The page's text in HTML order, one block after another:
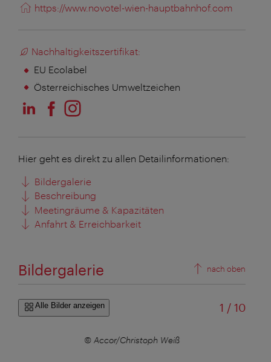
https://www.novotel-wien-hauptbahnhof.com
Nachhaltigkeitszertifikat:
EU Ecolabel
Österreichisches Umweltzeichen
Hier geht es direkt zu allen Detailinformationen:
Bildergalerie
Beschreibung
Meetingräume & Kapazitäten
Anfahrt & Erreichbarkeit
Bildergalerie nach oben
Alle Bilder anzeigen 1 /von
10
© Accor/Christoph Weiß